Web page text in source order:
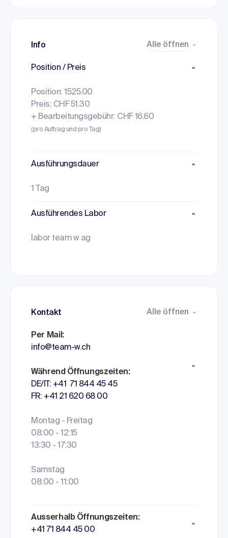
Info Alle öffnen
Position / Preis
Position: 1525.00
Preis: CHF 51.30
+ Bearbeitungsgebühr: CHF 16.60
(pro Auftrag und pro Tag)
Ausführungsdauer
1 Tag
Ausführendes Labor
labor team w ag
Kontakt Alle öffnen
Per Mail:
info@team-w.ch
Während Öffnungszeiten:
DE/IT: +41 71 844 45 45
FR: +41 21 620 68 00
Montag - Freitag
08:00 - 12:15
13:30 - 17:30
Samstag
08:00 - 11:00
Ausserhalb Öffnungszeiten:
+41 71 844 45 00